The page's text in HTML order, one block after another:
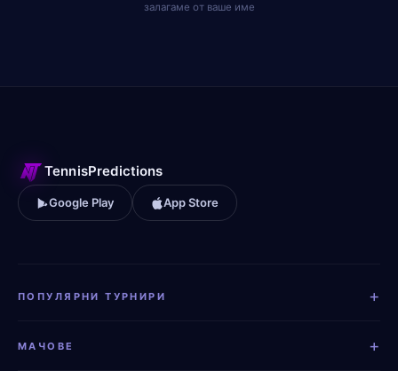
залагаме от ваше име
TennisPredictions
Google Play App Store
ПОПУЛЯРНИ ТУРНИРИ +
МАЧОВЕ +